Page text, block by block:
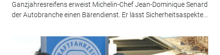
Ganzjahresreifens erweist Michelin-Chef Jean-Dominique Senard
der Autobranche einen Bärendienst. Er lässt Sicherheitsaspekte...